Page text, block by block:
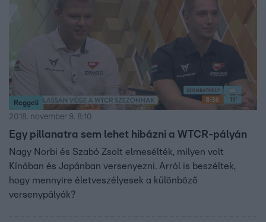
Reggeli
2018. november 9. 8:10
Egy pillanatra sem lehet hibázni a WTCR-pályán
Nagy Norbi és Szabó Zsolt elmesélték, milyen volt
Kínában és Japánban versenyezni. Arról is beszéltek,
hogy mennyire életveszélyesek a különböző
versenypályák?